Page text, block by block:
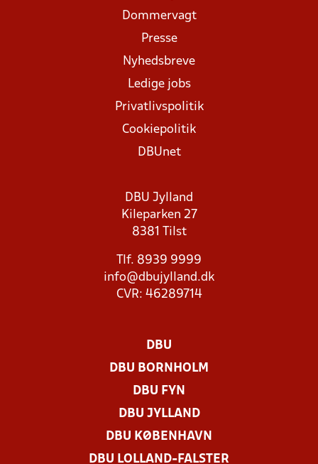
Dommervagt
Presse
Nyhedsbreve
Ledige jobs
Privatlivspolitik
Cookiepolitik
DBUnet
DBU Jylland
Kileparken 27
8381 Tilst
Tlf. 8939 9999
info@dbujylland.dk
CVR: 46289714
DBU
DBU BORNHOLM
DBU FYN
DBU JYLLAND
DBU KØBENHAVN
DBU LOLLAND-FALSTER